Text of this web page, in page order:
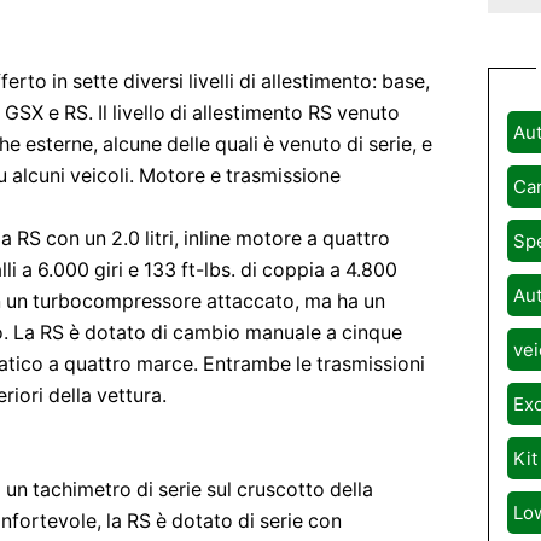
in sette diversi livelli di allestimento: base,
e RS. Il livello di allestimento RS venuto
esterne, alcune delle quali è venuto di serie, e
alcuni veicoli. Motore e trasmissione
RS con un 2.0 litri, inline motore a quattro
a 6.000 giri e 133 ft-lbs. di coppia a 4.800
turbocompressore attaccato, ma ha un
La RS è dotato di cambio manuale a cinque
a quattro marce. Entrambe le trasmissioni
della vettura.
tachimetro di serie sul cruscotto della
la RS è dotato di serie con
Kit